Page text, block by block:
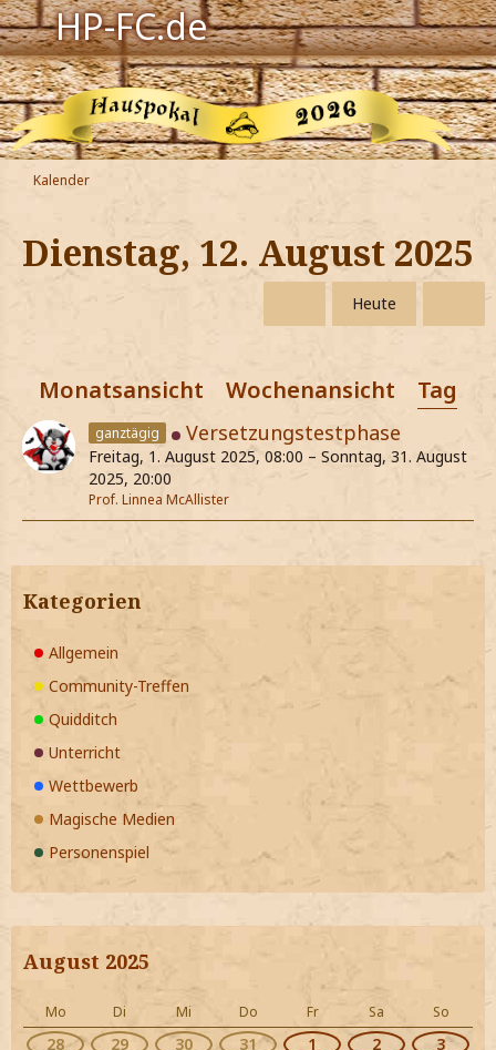
HP-FC.de
Navigation
Harry Potter
Der HP-FC
Hogwarts
Zauberwelt
Jetzt Fanclub-Mitglied werden!
Kalender
Dienstag, 12. August 2025
Heute
Monatsansicht Wochenansicht
ganztägig Versetzungstestphase
Freitag, 1. August 2025, 08:00 – Sonntag, 31. August
2025, 20:00
Prof. Linnea McAllister
Kategorien
Allgemein
Community-Treffen
Quidditch
Unterricht
Wettbewerb
Magische Medien
Personenspiel
August 2025
Mo Di Mi Do Fr Sa So
28 29 30 31 1 2
3